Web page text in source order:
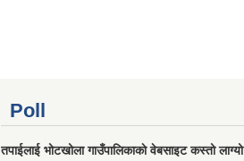
Poll
तपाईलाई भोटखोला गाउँपालिकाकाे वेबसाइट कस्तो लाग्यो